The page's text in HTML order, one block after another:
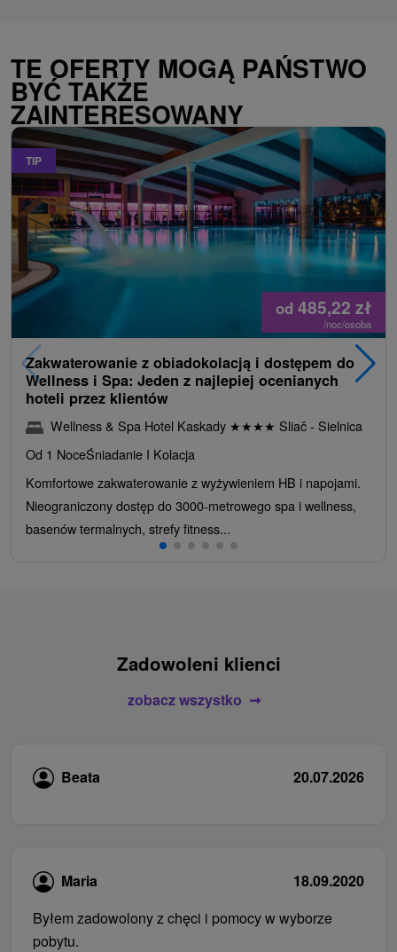
TE OFERTY MOGĄ PAŃSTWO
BYĆ TAKŻE
ZAINTERESOWANY
TIP
od 485,22 zł
/noc/osoba
Zakwaterowanie z obiadokolacją i dostępem do
Wellness i Spa: Jeden z najlepiej ocenianych
hoteli przez klientów
Wellness & Spa Hotel Kaskady ★★★★ Sliač - Sielnica
Od 1 NoceŚniadanie I Kolacja
Komfortowe zakwaterowanie z wyżywieniem HB i napojami.
Nieograniczony dostęp do 3000-metrowego spa i wellness,
basenów termalnych, strefy fitness...
Zadowoleni klienci
zobacz wszystko
Beata 20.07.2026
Maria
18.09.2020
Byłem zadowolony z chęci i pomocy w wyborze
pobytu.